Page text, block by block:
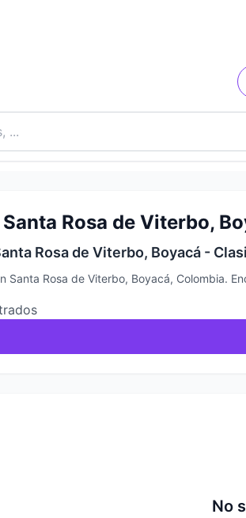
Rosa de Viterbo,
Rosa de Viterbo, Boyacá -
Santa Rosa de Viterbo, Boyacá, Colombia.
No